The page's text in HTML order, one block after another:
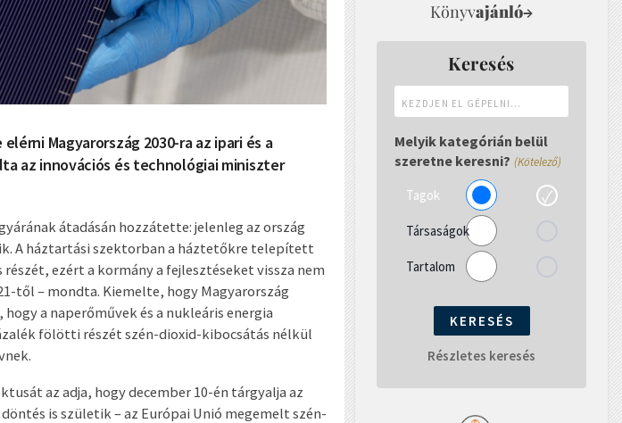
Magyarország 2030-ra az ipari és a
az innovációs és technológiai miniszter
átadásán hozzátette: jelenleg az ország
A háztartási szektorban a háztetőkre telepített
ezért a kormány a fejlesztéseket vissza nem
től – mondta. Kiemelte, hogy Magyarország
a naperőművek és a nukleáris energia
fölötti részét szén-dioxid-kibocsátás nélkül
az adja, hogy december 10-én tárgyalja az
is születik – az Európai Unió megemelt szén-
Könyvajánló→
Keresés
el
gépelni...
Melyik kategórián belül
szeretne keresni? (Kötelező)
Tagok
Társaságok
Tartalom
Részletes keresés